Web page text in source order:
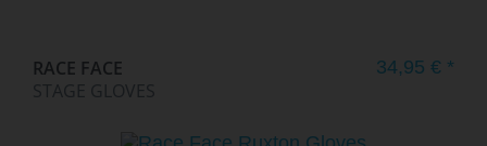
RACE FACE
STAGE GLOVES
34,95 € *